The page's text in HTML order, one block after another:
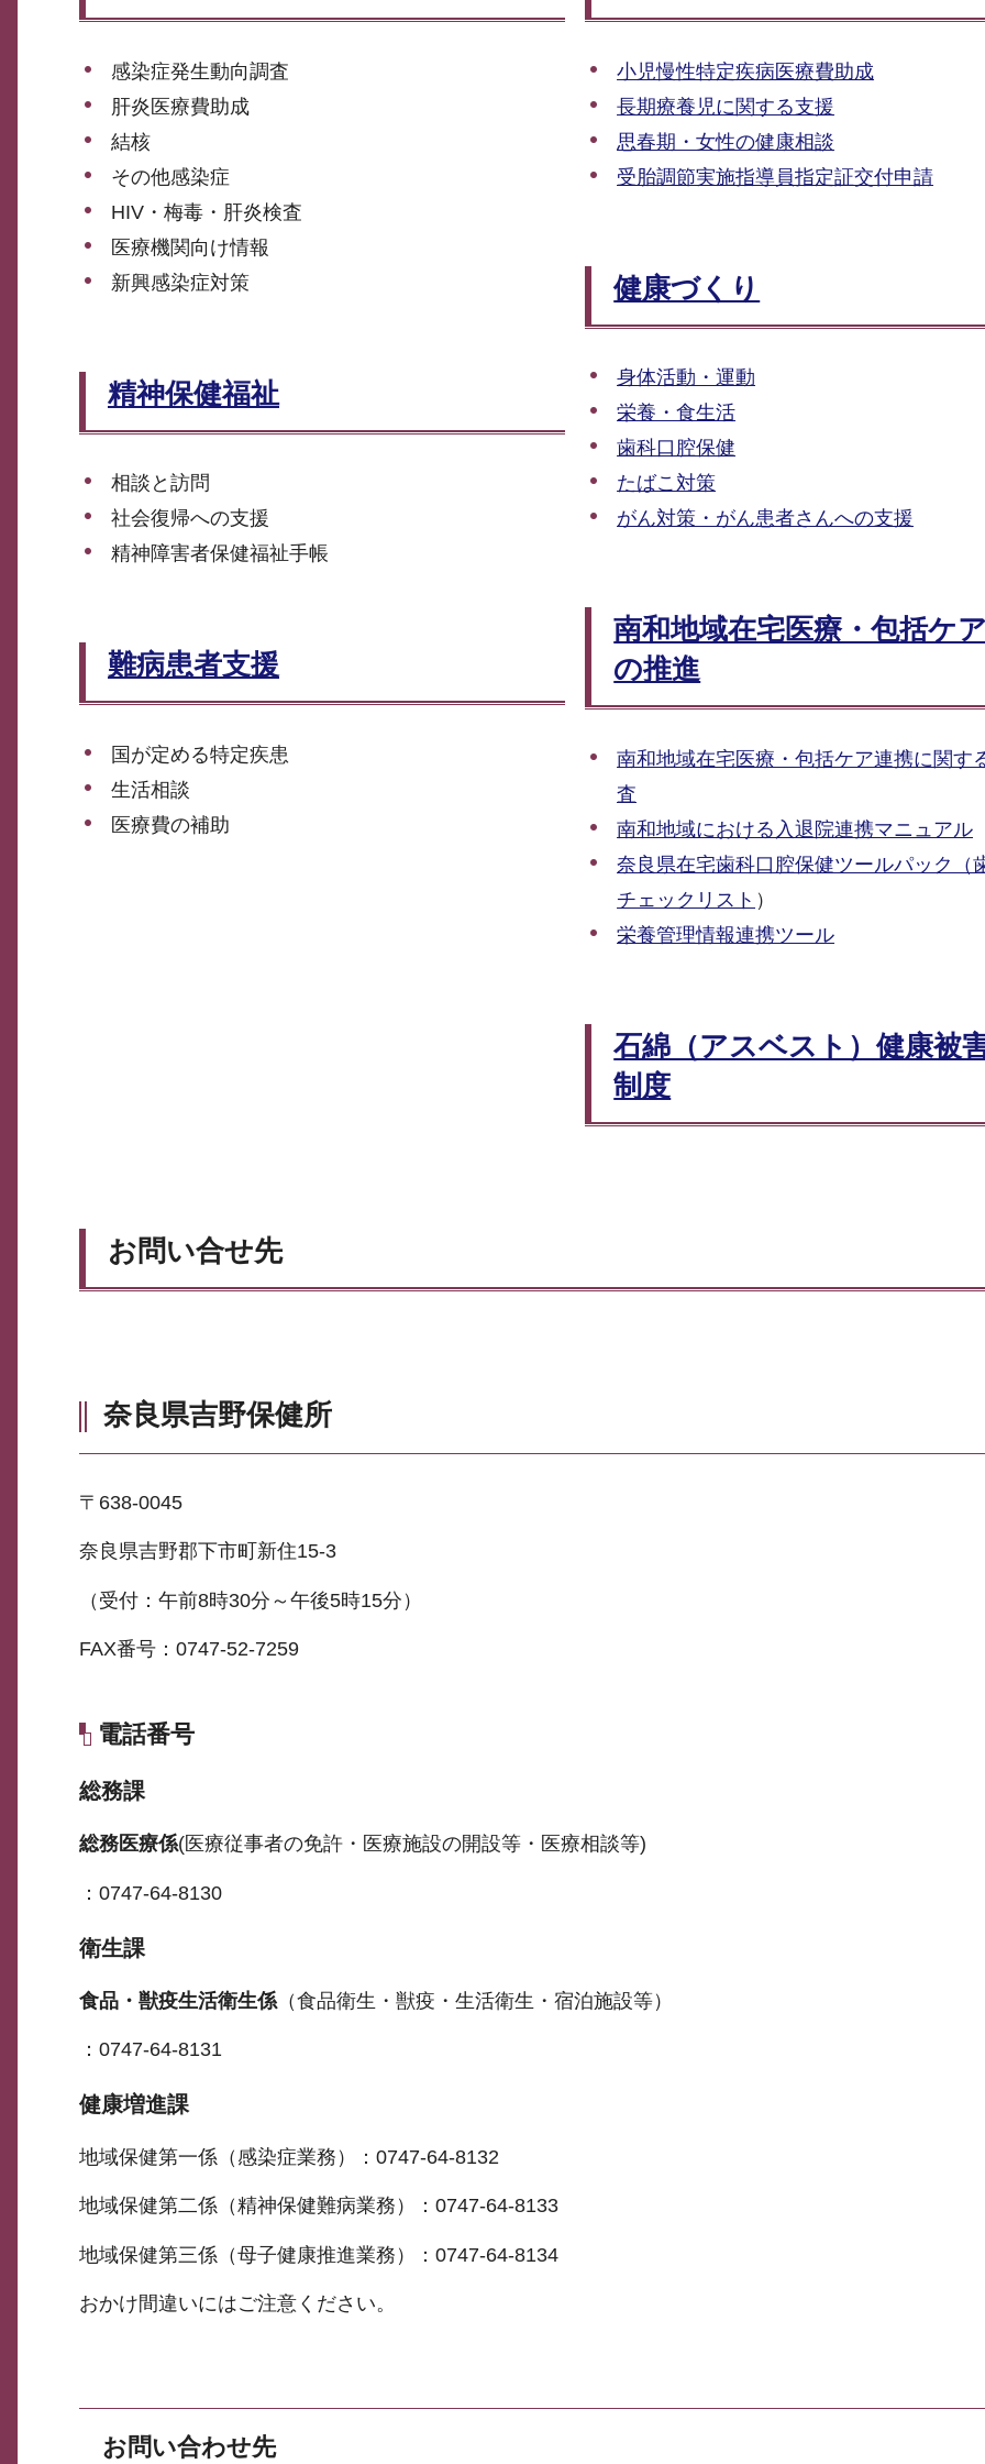
感染症発生動向調査
肝炎医療費助成
結核
その他感染症
HIV・梅毒・肝炎検査
医療機関向け情報
新興感染症対策
精神保健福祉
相談と訪問
社会復帰への支援
精神障害者保健福祉手帳
難病患者支援
国が定める特定疾患
生活相談
医療費の補助
小児慢性特定疾病医療費助成
長期療養児に関する支援
思春期・女性の健康相談
受胎調節実施指導員指定証交付申請
健康づくり
身体活動・運動
栄養・食生活
歯科口腔保健
たばこ対策
がん対策・がん患者さんへの支援
南和地域在宅医療・包括ケ
の推進
南和地域在宅医療・包括ケア連携に関す
査
南和地域における入退院連携マニュアル
奈良県在宅歯科口腔保健ツールパック（
チェックリスト ）
栄養管理情報連携ツール
石綿（アスベスト）健康被
制度
お問い合せ先
奈良県吉野保健所
〒638-0045
奈良県吉野郡下市町新住15-3
（受付：午前8時30分～午後5時15分）
FAX番号：0747-52-7259
電話番号
総務課
総務医療係(医療従事者の免許・医療施設の開設等・医療相談等)
：0747-64-8130
衛生課
食品・獣疫生活衛生係 （食品衛生・獣疫・生活衛生・宿泊施設等）
：0747-64-8131
健康増進課
地域保健第一係（感染症業務）：0747-64-8132
地域保健第二係（精神保健難病業務）：0747-64-8133
地域保健第三係（母子健康推進業務）：0747-64-8134
おかけ間違いにはご注意ください。
お問い合わせ先